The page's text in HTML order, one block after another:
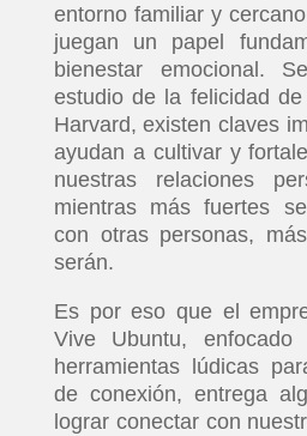
entorno familiar y
juegan un papel
bienestar emocional.
estudio de la felicidad
Harvard, existen claves
ayudan a cultivar y
nuestras relaciones
mientras más fuertes
con otras personas,
serán.
Es por eso que el
Vive Ubuntu,
herramientas lúdicas
de conexión, entrega
lograr conectar con